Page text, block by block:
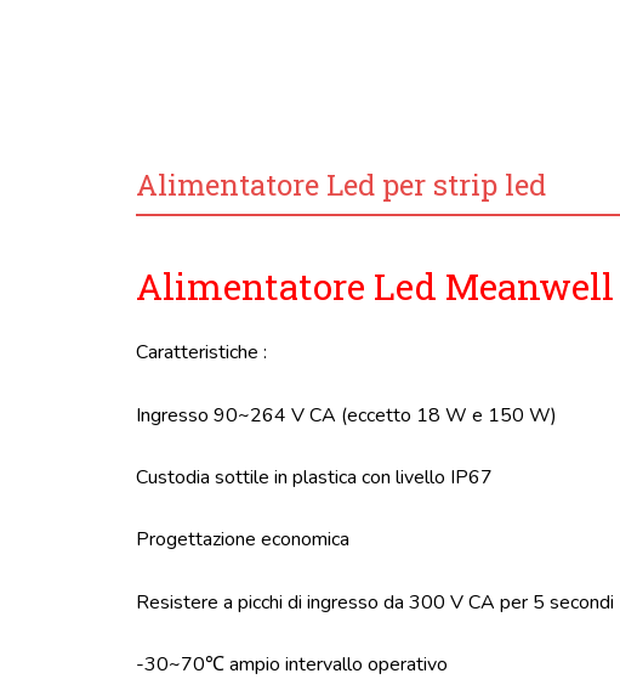
Alimentatore Led per strip led
Alimentatore Led
Caratteristiche :
Ingresso 90~264 V CA (eccetto 18 W e 150 W)
Custodia sottile in plastica con livello IP67
Progettazione economica
Resistere a picchi di ingresso da 300 V CA per 5
-30~70℃ ampio intervallo operativo